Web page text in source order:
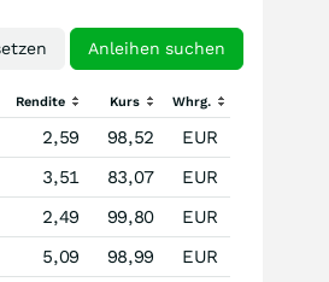
Rendite Kurs Whrg.
2,59 98,52
EUR
3,51 83,07
EUR
2,49 99,80
EUR
5,09 98,99
EUR